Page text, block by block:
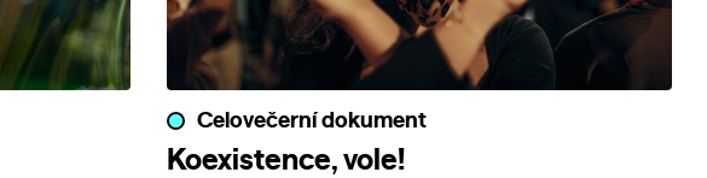
Celovečerní dokument
Koexistence, vole!